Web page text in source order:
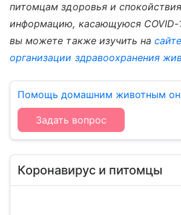
питомцам здоровья и
информацию, касающуюся COVID-
вы можете также изучить на
организации здравоохранения
Помощь домашним животным
Задать вопрос
Коронавирус и питомцы